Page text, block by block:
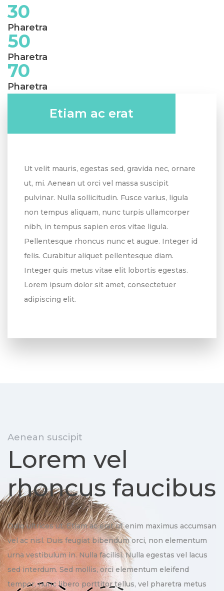
30
Pharetra
50
Pharetra
70
Pharetra
Etiam ac erat
Ut velit mauris, egestas sed, gravida nec, ornare
ut, mi. Aenean ut orci vel massa suscipit
pulvinar. Nulla sollicitudin. Fusce varius, ligula
non tempus aliquam, nunc turpis ullamcorper
nibh, in tempus sapien eros vitae ligula.
Pellentesque rhoncus nunc et augue. Integer id
felis. Curabitur aliquet pellentesque diam.
Integer quis metus vitae elit lobortis egestas.
Lorem ipsum dolor sit amet, consectetuer
adipiscing elit.
Aenean suscipit
Lorem vel
rhoncus faucibus
Odio ultrices ut. Etiam ac erat ut enim maximus accumsan
vel ac nisl. Duis feugiat bibendum orci, non elementum
urna vestibulum in. Nulla facilisi. Nulla egestas vel lacus
sed interdum. Sed mollis, orci elementum eleifend
tempor, nunc libero porttitor tellus, vel pharetra metus